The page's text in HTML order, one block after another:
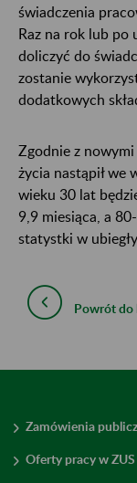
świadczenia
Raz na rok lub po
doliczyć do
zostanie
dodatkowych
Zgodnie z
życia nastąpił we
wieku 30 lat
9,9 miesiąca, a
statystki w
Powrót do
Zamówienia
Oferty pracy w ZUS